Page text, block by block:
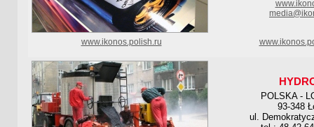
www.ikonos.polish.ru
POLSKA -
93-348
ul.